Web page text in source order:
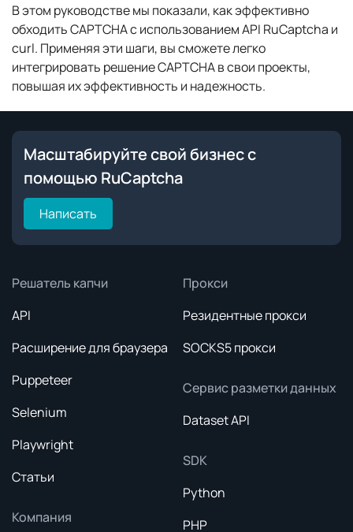
В этом руководстве мы показали, как эффективно
обходить CAPTCHA с использованием API RuCaptcha и
curl. Применяя эти шаги, вы сможете легко
интегрировать решение CAPTCHA в свои проекты,
повышая их эффективность и надежность.
Масштабируйте свой бизнес с
помощью RuCaptcha
Написать
Решатель капчи
API
Расширение для браузера
Puppeteer
Selenium
Playwright
Статьи
Компания
Прокси
Резидентные прокси
SOCKS5 прокси
Сервис разметки данных
Dataset API
SDK
Python
PHP